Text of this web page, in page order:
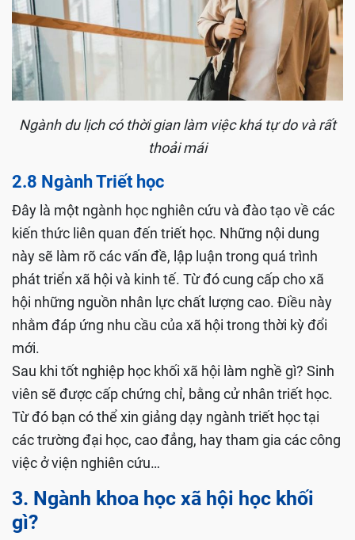
Ngành du lịch có thời gian làm việc khá tự do và rất
thoải mái
2.8 Ngành Triết học
Đây là một ngành học nghiên cứu và đào tạo về các
kiến thức liên quan đến triết học. Những nội dung
này sẽ làm rõ các vấn đề, lập luận trong quá trình
phát triển xã hội và kinh tế. Từ đó cung cấp cho xã
hội những nguồn nhân lực chất lượng cao. Điều này
nhằm đáp ứng nhu cầu của xã hội trong thời kỳ đổi
mới.
Sau khi tốt nghiệp học khối xã hội làm nghề gì? Sinh
viên sẽ được cấp chứng chỉ, bằng cử nhân triết học.
Từ đó bạn có thể xin giảng dạy ngành triết học tại
các trường đại học, cao đẳng, hay tham gia các công
việc ở viện nghiên cứu…
3. Ngành khoa học xã hội học khối
gì?